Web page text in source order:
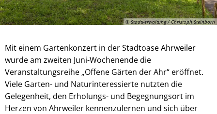
© Stadtverwaltung / Christoph Steinborn
Mit einem Gartenkonzert in der Stadtoase Ahrweiler
wurde am zweiten Juni-Wochenende die
Veranstaltungsreihe „Offene Gärten der Ahr“ eröffnet.
Viele Garten- und Naturinteressierte nutzten die
Gelegenheit, den Erholungs- und Begegnungsort im
Herzen von Ahrweiler kennenzulernen und sich über